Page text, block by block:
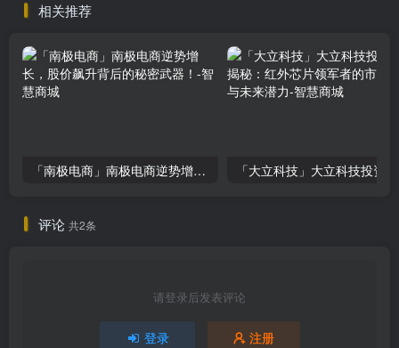
相关推荐
「南极电商」南极电商逆势增长，股价飙升背后的秘密武器！
评论 共2条
请登录后发表评论
登录 注册